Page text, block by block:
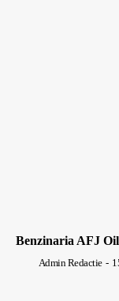
Benzinaria AFJ
Admin Redactie -